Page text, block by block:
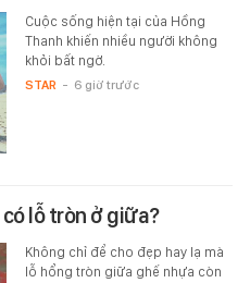
Cuộc sống hiện tại của Hồng
Thanh khiến nhiều người không
khỏi bất ngờ.
STAR - 6 giờ trước
lỗ tròn ở giữa?
Không chỉ để cho đẹp hay lạ mà
lỗ hổng tròn giữa ghế nhựa còn